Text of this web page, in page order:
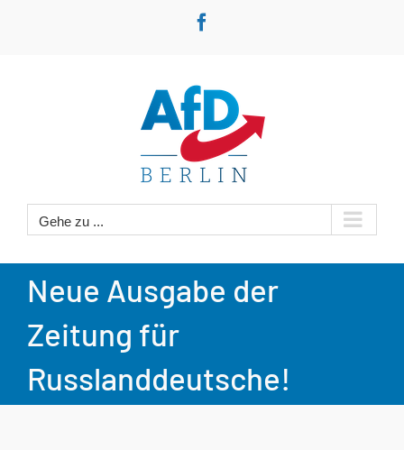
Gehe zu ...
Neue Ausgabe der
Zeitung für
Russlanddeutsche!